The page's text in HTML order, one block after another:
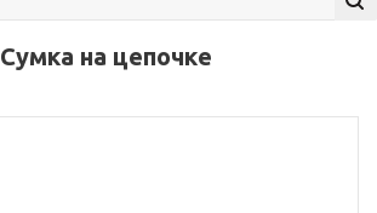
Сумка на цепочке